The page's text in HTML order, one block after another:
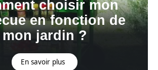
choisir mon
en fonction de
mon jardin ?
En savoir plus